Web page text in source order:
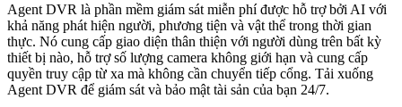
Agent DVR là phần mềm giám sát miễn phí được hỗ trợ bởi AI với
khả năng phát hiện người, phương tiện và vật thể trong thời gian
thực. Nó cung cấp giao diện thân thiện với người dùng trên bất kỳ
thiết bị nào, hỗ trợ số lượng camera không giới hạn và cung cấp
quyền truy cập từ xa mà không cần chuyển tiếp cổng. Tải xuống
Agent DVR để giám sát và bảo mật tài sản của bạn 24/7.